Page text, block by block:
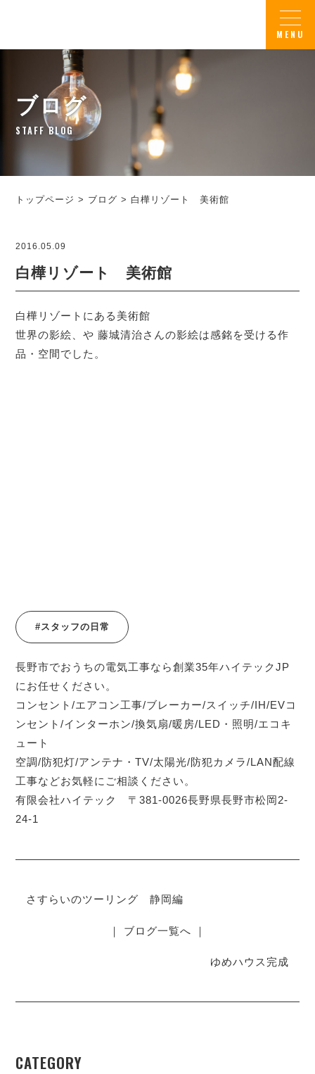
ブログ
STAFF BLOG
トップページ > ブログ > 白樺リゾート 美術館
2016.05.09
白樺リゾート 美術館
白樺リゾートにある美術館
世界の影絵、や 藤城清治さんの影絵は感銘を受ける作
品・空間でした。
#スタッフの日常
長野市でおうちの電気工事なら創業35年ハイテックJP
にお任せください。
コンセント/エアコン工事/ブレーカー/スイッチ/IH/EVコ
ンセント/インターホン/換気扇/暖房/LED・照明/エコキ
ュート
空調/防犯灯/アンテナ・TV/太陽光/防犯カメラ/LAN配線
工事などお気軽にご相談ください。
有限会社ハイテック 〒381-0026長野県長野市松岡2-
24-1
さすらいのツーリング 静岡編
｜ ブログ一覧へ ｜
ゆめハウス完成
CATEGORY